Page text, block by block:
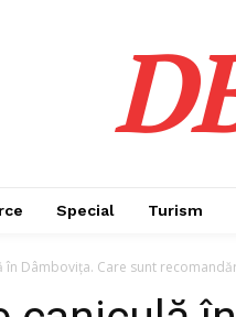
Special Turism
în Dâmbovița. Care sunt